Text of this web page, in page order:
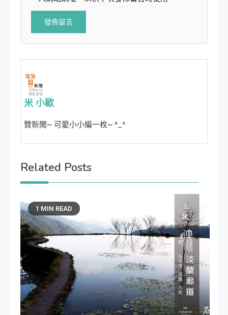
米 小歐
贊新聞~ 可愛小小編一枚~ ^_^
Related Posts
1 MIN READ